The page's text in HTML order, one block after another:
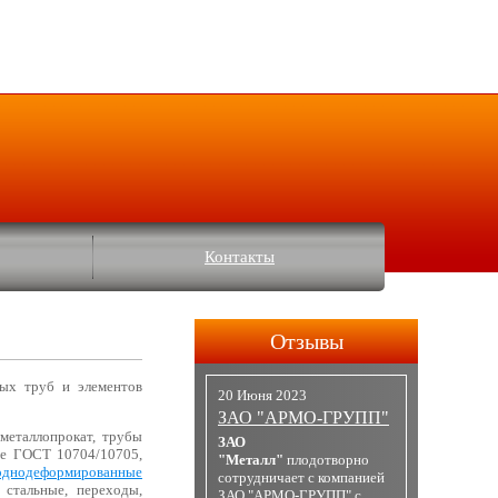
Контакты
труб и элементов
трубы
ГОСТ 10704/10705,
переходы,
Отзывы
20 Июня 2023
ЗАО "АРМО-ГРУПП"
ЗАО
"Металл" плодотворно
сотрудничает с компанией